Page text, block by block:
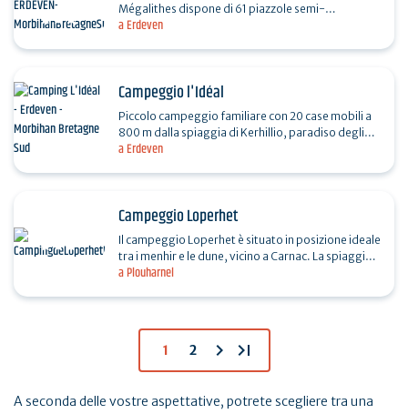
a Erdeven
Mégalithes dispone di 61 piazzole semi-
ombreggiate delimitate da siepi e 106 piazzole…
a Erdeven
Campeggio l'Idéal
Piccolo campeggio familiare con 20 case mobili a
800 m dalla spiaggia di Kerhillio, paradiso degli
sport da tavola e del nuoto. Escursioni a piedi e
a Plouharnel
Campeggio Loperhet
Il campeggio Loperhet è situato in posizione ideale
tra i menhir e le dune, vicino a Carnac. La spiaggia
dista 2 km. Il campeggio dispone di un laghetto…
1 2 chevron_right last_page
A seconda delle vostre aspettative, potrete scegliere tra una